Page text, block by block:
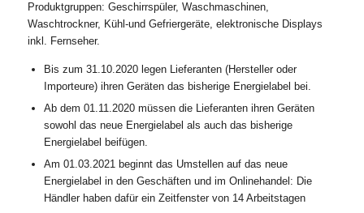
Produktgruppen: Geschirrspüler, Waschmaschinen,
Waschtrockner, Kühl-und Gefriergeräte, elektronische Displays
inkl. Fernseher.
Bis zum 31.10.2020 legen Lieferanten (Hersteller oder
Importeure) ihren Geräten das bisherige Energielabel bei.
Ab dem 01.11.2020 müssen die Lieferanten ihren Geräten
sowohl das neue Energielabel als auch das bisherige
Energielabel beifügen.
Am 01.03.2021 beginnt das Umstellen auf das neue
Energielabel in den Geschäften und im Onlinehandel: Die
Händler haben dafür ein Zeitfenster von 14 Arbeitstagen